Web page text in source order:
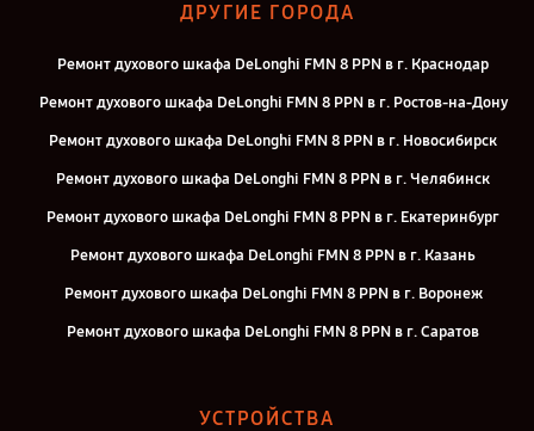
ДРУГИЕ ГОРОДА
Ремонт духового шкафа DeLonghi FMN 8 PPN в г. Краснодар
Ремонт духового шкафа DeLonghi FMN 8 PPN в г. Ростов-на-Дону
Ремонт духового шкафа DeLonghi FMN 8 PPN в г. Новосибирск
Ремонт духового шкафа DeLonghi FMN 8 PPN в г. Челябинск
Ремонт духового шкафа DeLonghi FMN 8 PPN в г. Екатеринбург
Ремонт духового шкафа DeLonghi FMN 8 PPN в г. Казань
Ремонт духового шкафа DeLonghi FMN 8 PPN в г. Воронеж
Ремонт духового шкафа DeLonghi FMN 8 PPN в г. Саратов
Ремонт духового шкафа DeLonghi FMN 8 PPN в г. Киров
УСТРОЙСТВА